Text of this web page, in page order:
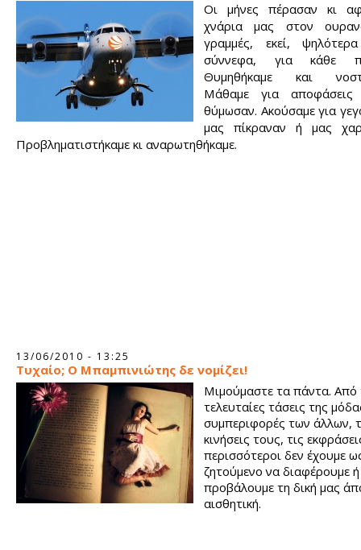
Οι μήνες πέρασαν κι
χνάρια μας στον
γραμμές, εκεί,
σύννεφα, για κάθε
Θυμηθήκαμε και
Μάθαμε για
θύμωσαν. Ακούσαμε για
μας πίκραναν ή μας
Προβληματιστήκαμε κι αναρωτηθήκαμε.
13/06/2010 - 13:25
Τυχαίο; Ο Μπαμπινιώτης δε νομίζει!
Μιμούμαστε τα πάντα. Από
τελευταίες τάσεις της
συμπεριφορές των άλλων,
κινήσεις τους, τις
περισσότεροι δεν έχουμε
ζητούμενο να διαφέρουμε
προβάλουμε τη δική μας
αισθητική.